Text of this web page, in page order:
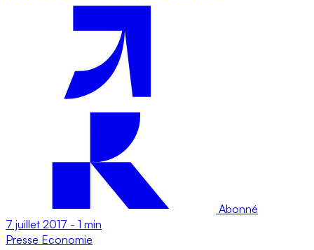
Abonné
7 juillet 2017 - 1 min
Presse Economie